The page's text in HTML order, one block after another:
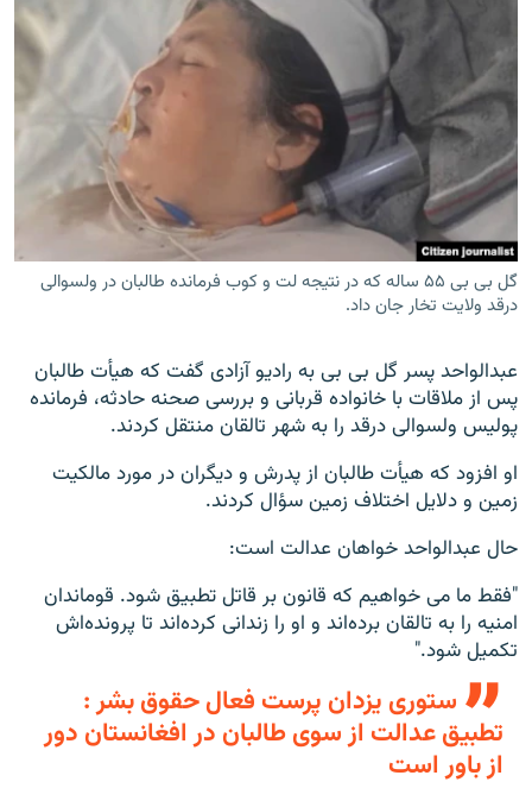
گل بی بی ۵۵ ساله که در نتیجه لت و کوب فرمانده طالبان در ولسوالی
درقد ولایت تخار جان داد.
عبدالواحد پسر گل بی بی به رادیو آزادی گفت که هیأت طالبان
پس از ملاقات با خانواده قربانی و بررسی صحنه حادثه، فرمانده
پولیس ولسوالی درقد را به شهر تالقان منتقل کردند.
او افزود که هیأت طالبان از پدرش و دیگران در مورد مالکیت
زمین و دلایل اختلاف زمین سؤال کردند.
حال عبدالواحد خواهان عدالت است:
"فقط ما می خواهیم که قانون بر قاتل تطبیق شود. قوماندان
امنیه را به تالقان برده‌اند و او را زندانی کرده‌اند تا پرونده‌اش
تکمیل شود."
ستوری یزدان پرست فعال حقوق بشر :
تطبیق عدالت از سوی طالبان در افغانستان دور
از باور است